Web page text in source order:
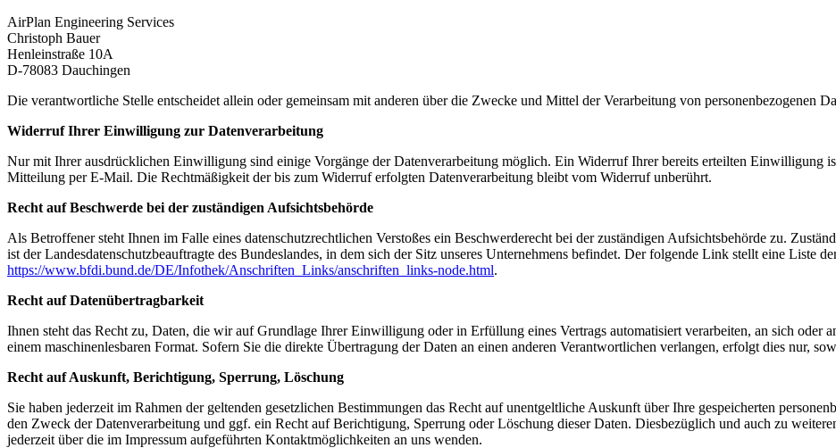
AirPlan Engineering Services
Christoph Bauer
Henleinstraße 10A
D-78083 Dauchingen
Die verantwortliche Stelle entscheidet allein oder gemeinsam mit anderen über die Zwecke und Mittel der Verarbeitung von personenbezogenen
Widerruf Ihrer Einwilligung zur Datenverarbeitung
Nur mit Ihrer ausdrücklichen Einwilligung sind einige Vorgänge der Datenverarbeitung möglich. Ein Widerruf Ihrer bereits erteilten Einwilligung
Mitteilung per E-Mail. Die Rechtmäßigkeit der bis zum Widerruf erfolgten Datenverarbeitung bleibt vom Widerruf unberührt.
Recht auf Beschwerde bei der zuständigen Aufsichtsbehörde
Als Betroffener steht Ihnen im Falle eines datenschutzrechtlichen Verstoßes ein Beschwerderecht bei der zuständigen Aufsichtsbehörde zu.
ist der Landesdatenschutzbeauftragte des Bundeslandes, in dem sich der Sitz unseres Unternehmens befindet. Der folgende Link stellt eine Liste
https://www.bfdi.bund.de/DE/Infothek/Anschriften_Links/anschriften_links-node.html.
Recht auf Datenübertragbarkeit
Ihnen steht das Recht zu, Daten, die wir auf Grundlage Ihrer Einwilligung oder in Erfüllung eines Vertrags automatisiert verarbeiten, an sich oder
einem maschinenlesbaren Format. Sofern Sie die direkte Übertragung der Daten an einen anderen Verantwortlichen verlangen, erfolgt dies nur,
Recht auf Auskunft, Berichtigung, Sperrung, Löschung
Sie haben jederzeit im Rahmen der geltenden gesetzlichen Bestimmungen das Recht auf unentgeltliche Auskunft über Ihre gespeicherten
den Zweck der Datenverarbeitung und ggf. ein Recht auf Berichtigung, Sperrung oder Löschung dieser Daten. Diesbezüglich und auch zu
jederzeit über die im Impressum aufgeführten Kontaktmöglichkeiten an uns wenden.